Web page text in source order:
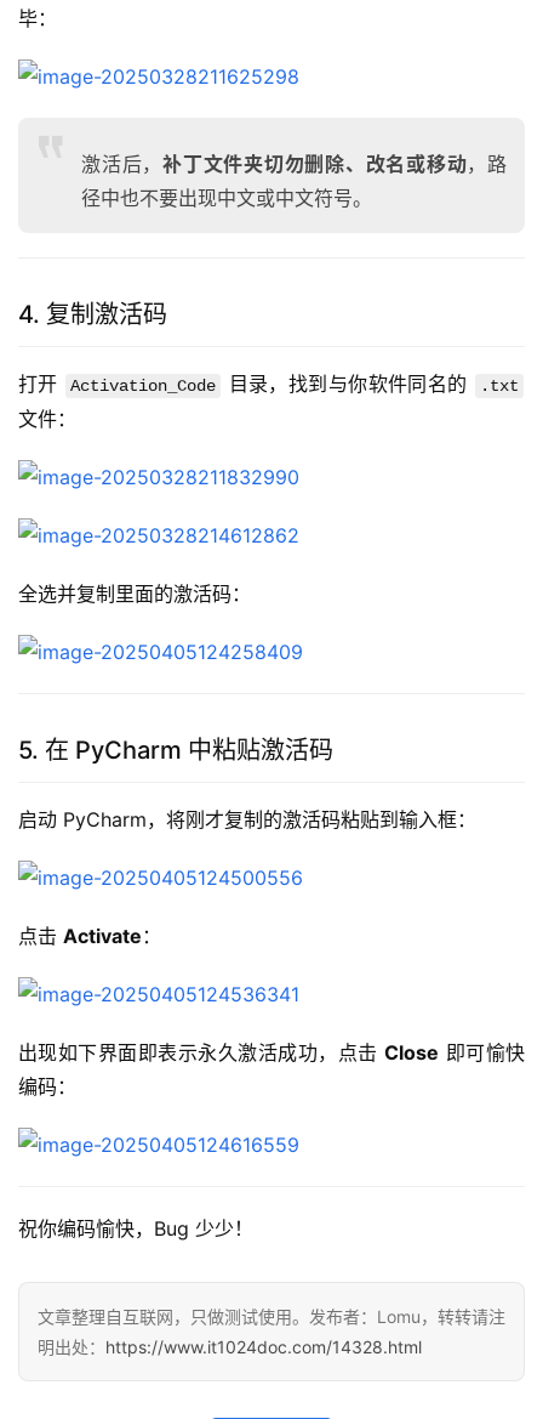
毕：
激活后， 补丁文件夹切勿删除、改名或移动，路
径中也不要出现中文或中文符号。
4. 复制激活码
打开 Activation_Code 目录，找到与你软件同名的 .txt
文件：
全选并复制里面的激活码：
5. 在 PyCharm 中粘贴激活码
启动 PyCharm，将刚才复制的激活码粘贴到输入框：
点击 Activate ：
出现如下界面即表示永久激活成功，点击 Close 即可愉快
编码：
祝你编码愉快，Bug 少少！
文章整理自互联网，只做测试使用。发布者：Lomu，转转请注
明出处： https://www.it1024doc.com/14328.html